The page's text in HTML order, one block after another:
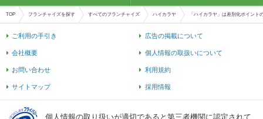
TOP フランチャイズを探す すべてのフランチャイズ ハイカラヤ 「ハイカラヤ」は差別化ポイント
ご利用の手引き 広告の掲載について
会社概要 個人情報の取扱いについて
お問い合わせ 利用規約
サイトマップ 採用情報
個人情報の取り扱いが適切であると第三者機関に認定されて